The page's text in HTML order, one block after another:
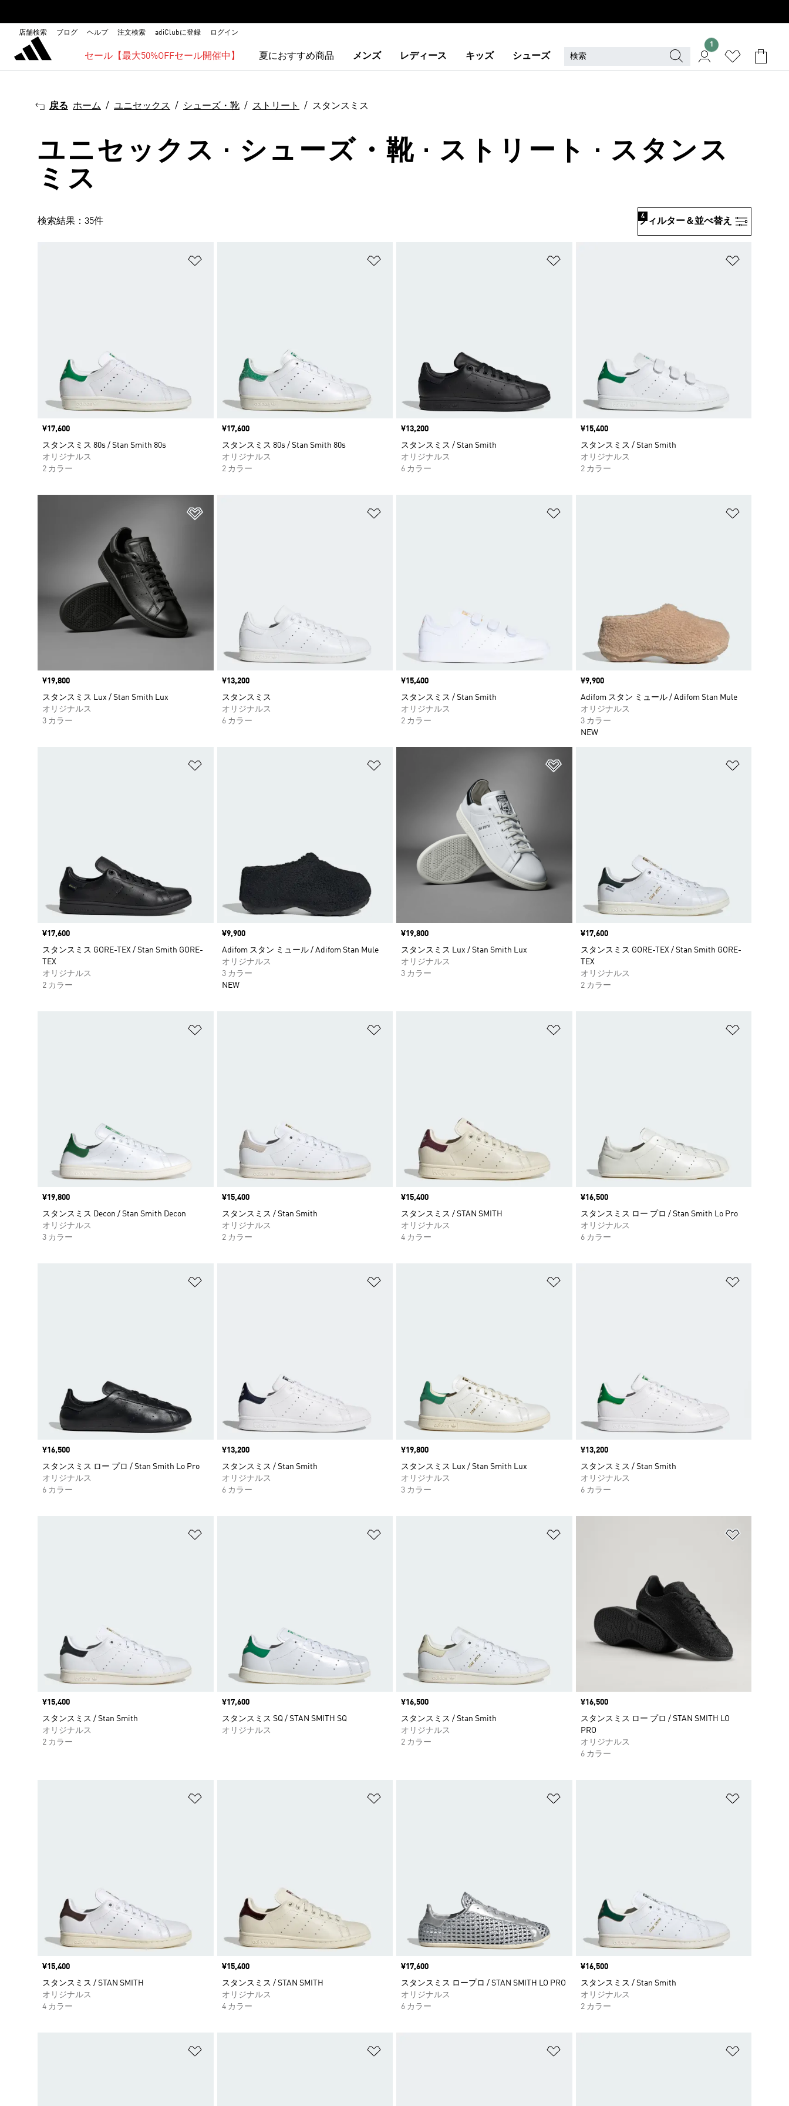
店舗検索 ブログ ヘルプ 注文検索 adiClubに登録 ログイン
セール【最大50%OFFセール開催中】 夏におすすめ商品 メンズ レディース キッズ シューズ
1
戻る ホーム ユニセックス シューズ・靴 ストリート スタンスミス
ユニセックス · シューズ・靴 · ストリート · スタンス
ミス
検索結果：35件 フィルター＆並べ替え
4
価格
¥17,600
スタンスミス 80s / Stan Smith 80s
オリジナルス
2 カラー
価格
¥17,600
スタンスミス 80s / Stan Smith 80s
オリジナルス
2 カラー
価格
¥13,200
スタンスミス / Stan Smith
オリジナルス
6 カラー
価格
¥15,400
スタンスミス / Stan Smith
オリジナルス
2 カラー
価格
¥19,800
スタンスミス Lux / Stan Smith Lux
オリジナルス
3 カラー
価格
¥13,200
スタンスミス
オリジナルス
6 カラー
価格
¥15,400
スタンスミス / Stan Smith
オリジナルス
2 カラー
価格
¥9,900
Adifom スタン ミュール / Adifom Stan Mule
オリジナルス
3 カラー
NEW
価格
¥17,600
スタンスミス GORE-TEX / Stan Smith GORE-
TEX
オリジナルス
2 カラー
価格
¥9,900
Adifom スタン ミュール / Adifom Stan Mule
オリジナルス
3 カラー
NEW
価格
¥19,800
スタンスミス Lux / Stan Smith Lux
オリジナルス
3 カラー
価格
¥17,600
スタンスミス GORE-TEX / Stan Smith GORE-
TEX
オリジナルス
2 カラー
価格
¥19,800
スタンスミス Decon / Stan Smith Decon
オリジナルス
3 カラー
価格
¥15,400
スタンスミス / Stan Smith
オリジナルス
2 カラー
価格
¥15,400
スタンスミス / STAN SMITH
オリジナルス
4 カラー
価格
¥16,500
スタンスミス ロー プロ / Stan Smith Lo Pro
オリジナルス
6 カラー
価格
¥16,500
スタンスミス ロー プロ / Stan Smith Lo Pro
オリジナルス
6 カラー
価格
¥13,200
スタンスミス / Stan Smith
オリジナルス
6 カラー
価格
¥19,800
スタンスミス Lux / Stan Smith Lux
オリジナルス
3 カラー
価格
¥13,200
スタンスミス / Stan Smith
オリジナルス
6 カラー
価格
¥15,400
スタンスミス / Stan Smith
オリジナルス
2 カラー
価格
¥17,600
スタンスミス SQ / STAN SMITH SQ
オリジナルス
価格
¥16,500
スタンスミス / Stan Smith
オリジナルス
2 カラー
価格
¥16,500
スタンスミス ロー プロ / STAN SMITH LO
PRO
オリジナルス
6 カラー
価格
¥15,400
スタンスミス / STAN SMITH
オリジナルス
4 カラー
価格
¥15,400
スタンスミス / STAN SMITH
オリジナルス
4 カラー
価格
¥17,600
スタンスミス ロープロ / STAN SMITH LO PRO
オリジナルス
6 カラー
価格
¥16,500
スタンスミス / Stan Smith
オリジナルス
2 カラー